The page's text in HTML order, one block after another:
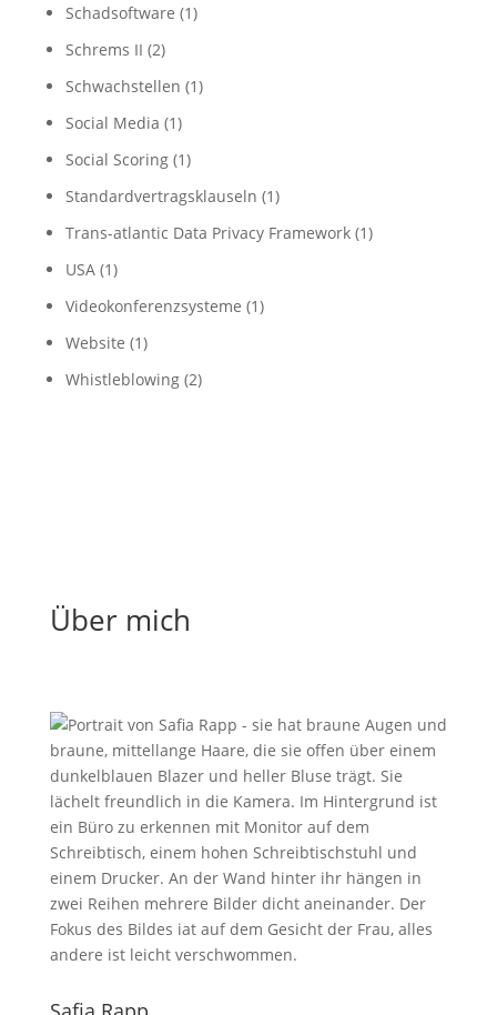
Schadsoftware (1)
Schrems II (2)
Schwachstellen (1)
Social Media (1)
Social Scoring(1)
Standardvertragsklauseln (1)
Trans-atlantic Data Privacy Framework(1)
USA(1)
Videokonferenzsysteme (1)
Website (1)
Whistleblowing(2)
Über mich